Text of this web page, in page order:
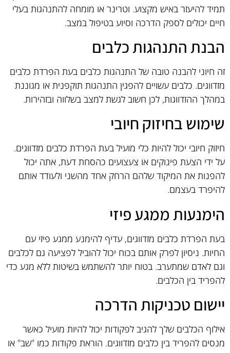
תמיד להיעזר באיש מקצוע. וטרינר או מומחה להתנהגות בעלי
חיים יכולים לספק הדרכה וסיוע בטיפול במצב.
הבנת התנהגות כלבים
זה חיוני להבנה טובה של התנהגות כלבים בעת הפרדת כלבים
מזדווגים. כלבים עשויים להפגין התנהגות תוקפנית או מגוננת
במהלך ההזדווגות, לכן חשוב לגשת למצב בשלווה ובזהירות.
שימוש בחיזוק חיובי
חיזוק חיובי יכול להיות כלי מועיל בעת הפרדת כלבים מזדווגים.
על ידי הצעת פינוקים או צעצועים כהסחת דעת, אתה יכול
להפנות את המיקוד שלהם הרחק אחד מהשני ולעודד אותם
להיפרד בעצמם.
הימנעות ממגע פיזי
בעת הפרדת כלבים מזדווגים, עדיף להימנע ממגע פיזי עם
החיות. ניסיון לפרק אותם בכוח יכול להוביל לפציעה גם לכלבים
וגם לאדם שמתערב. בטוח יותר להשתמש בשיטות ללא מגע כדי
להפריד בין הכלבים.
יישום טכניקות הדרכה
אילוף הכלבים שלך להגיב לפקודות יכול להיות מועיל כאשר
מנסים להפריד בין כלבים מזדווגים. הוראת פקודות כמו "שב" או